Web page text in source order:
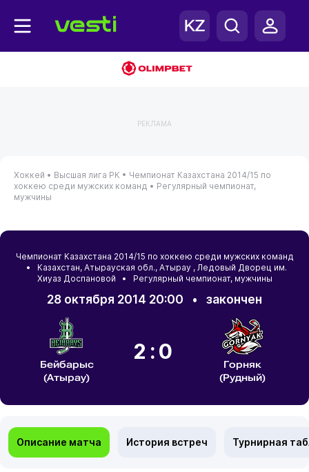
РЕКЛАМА
Хоккей • Высшая лига РК • Чемпионат Казахстана 2014/15 по
хоккею среди мужских команд • Регулярный чемпионат,
мужчины
Чемпионат Казахстана 2014/15 по хоккею среди мужских команд
• Казахстан, Атырауская обл., Атырау , Ледовый Дворец им.
Хиуаз Доспановой • Регулярный чемпионат, мужчины
28 октября 2014 20:00 • закончен
Бейбарыс
(Атырау)
2:0
Горняк
(Рудный)
Описание матча История встреч Турнирная